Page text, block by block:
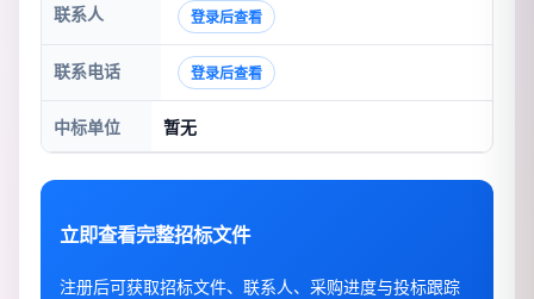
联系人 登录后查看
联系电话 登录后查看
中标单位 暂无
立即查看完整招标文件
注册后可获取招标文件、联系人、采购进度与投标跟踪